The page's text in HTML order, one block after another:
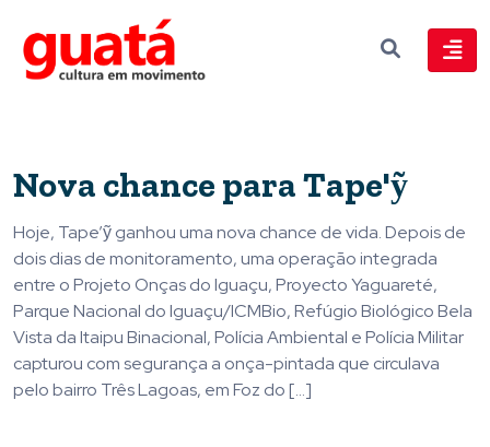
Nova chance para Tape'ỹ
Hoje, Tape’ỹ ganhou uma nova chance de vida. Depois de
dois dias de monitoramento, uma operação integrada
entre o Projeto Onças do Iguaçu, Proyecto Yaguareté,
Parque Nacional do Iguaçu/ICMBio, Refúgio Biológico Bela
Vista da Itaipu Binacional, Polícia Ambiental e Polícia Militar
capturou com segurança a onça-pintada que circulava
pelo bairro Três Lagoas, em Foz do […]